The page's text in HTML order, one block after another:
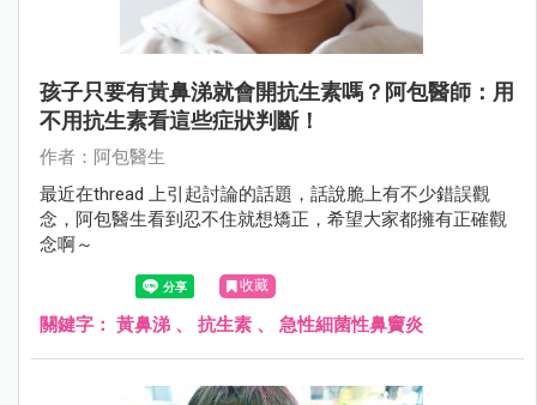
孩子只要有黃鼻涕就會開抗生素嗎？阿包醫師：用
不用抗生素看這些症狀判斷！
作者：阿包醫生
最近在thread 上引起討論的話題，話說脆上有不少錯誤觀
念，阿包醫生看到忍不住就想矯正，希望大家都擁有正確觀
念啊～
收藏
關鍵字： 黃鼻涕 、 抗生素 、 急性細菌性鼻竇炎